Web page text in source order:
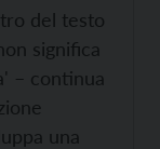
del testo
significa
– continua
una